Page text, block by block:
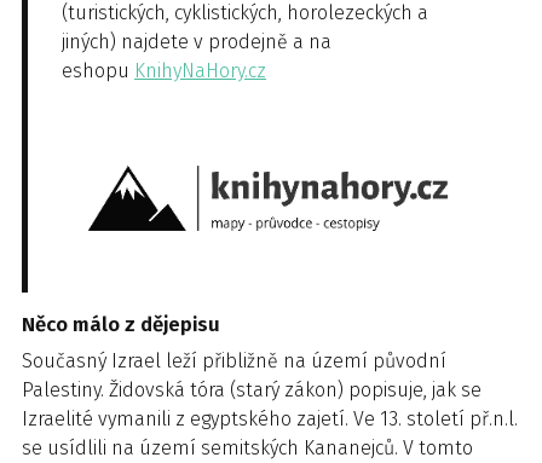
(turistických, cyklistických, horolezeckých a
jiných) najdete v prodejně a na
eshopu KnihyNaHory.cz
Něco málo z dějepisu
Současný Izrael leží přibližně na území původní
Palestiny. Židovská tóra (starý zákon) popisuje, jak se
Izraelité vymanili z egyptského zajetí. Ve 13. století př.n.l.
se usídlili na území semitských Kananejců. V tomto